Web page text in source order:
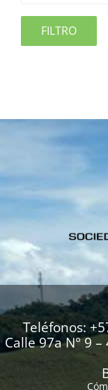
FILTRO
Teléfonos:
Calle 97a N° 9